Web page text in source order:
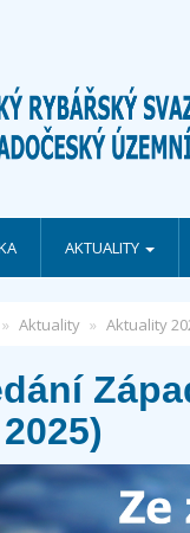
AKTUALITY
Aktuality Aktuality